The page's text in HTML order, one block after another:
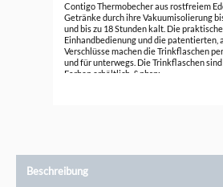
Contigo Thermobecher aus rostfreiem
Getränke durch ihre Vakuumisolierung
und bis zu 18 Stunden kalt. Die praktische
Einhandbedienung und die patentierten,
Verschlüsse machen die Trinkflaschen
und für unterwegs. Die Trinkflaschen
Farben erhältlich. &nbsp;
Beschreibung